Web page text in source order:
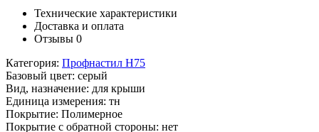
Технические характеристики
Доставка и оплата
Отзывы 0
Категория: Профнастил Н75
Базовый цвет: серый
Вид, назначение: для крыши
Единица измерения: тн
Покрытие: Полимерное
Покрытие с обратной стороны: нет